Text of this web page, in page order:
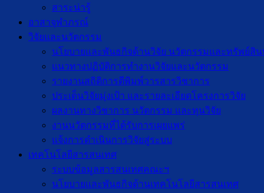
สาระน่ารู้
อาสาจุฬาภรณ์
วิจัยและนวัตกรรม
นโยบายและพันธกิจด้านวิจัย นวัตกรรมและทรัพย์สิ
แนวทางปฏิบัติการทำงานวิจัยและนวัตกรรม
รายงานสถิติการตีพิมพ์วารสารวิชาการ
ประเด็นวิจัยมุ่งเป้า และรายละเอียดโครงการวิจัย
ผลงานทางวิชาการ นวัตกรรม และทุนวิจัย
งานนวัตกรรมที่ได้รับการเผยแพร่
แจ้งการดำเนินการวิจัยสู่ระบบ
เทคโนโลยีสารสนเทศ
ระบบข้อมูลสารสนเทศคณะฯ
นโยบายและพันธกิจด้านเทคโนโลยีสารสนเทศ